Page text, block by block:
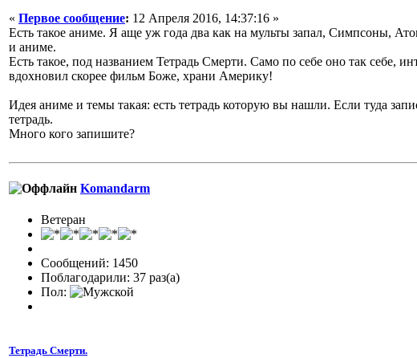
« Первое сообщение: 12 Апреля 2016, 14:37:16 »
Есть такое аниме. Я аще уж года два как на мульты запал, Симпсоны,
и аниме.
Есть такое, под названием Тетрадь Смерти. Само по себе оно так себе,
вдохновил скорее фильм Боже, храни Америку!
Идея аниме и темы такая: есть тетрадь которую вы нашли. Если туда
тетрадь.
Много кого запишите?
Komandarm
Ветеран
Сообщений: 1450
Поблагодарили: 37 раз(а)
Пол:
Тетрадь Смерти.